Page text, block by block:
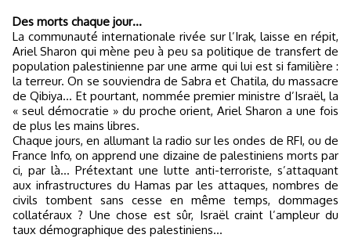
Des morts chaque jour…
La communauté internationale rivée sur l’Irak, laisse en répit,
Ariel Sharon qui mène peu à peu sa politique de transfert de
population palestinienne par une arme qui lui est si familière :
la terreur. On se souviendra de Sabra et Chatila, du massacre
de Qibiya… Et pourtant, nommée premier ministre d’Israël, la
« seul démocratie » du proche orient, Ariel Sharon a une fois
de plus les mains libres.
Chaque jours, en allumant la radio sur les ondes de RFI, ou de
France Info, on apprend une dizaine de palestiniens morts par
ci, par là… Prétextant une lutte anti-terroriste, s’attaquant
aux infrastructures du Hamas par les attaques, nombres de
civils tombent sans cesse en même temps, dommages
collatéraux ? Une chose est sûr, Israël craint l’ampleur du
taux démographique des palestiniens…